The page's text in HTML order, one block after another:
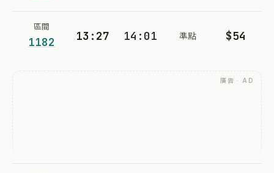
區間
1182 13:27 14:01 準點 $54
廣告 · AD